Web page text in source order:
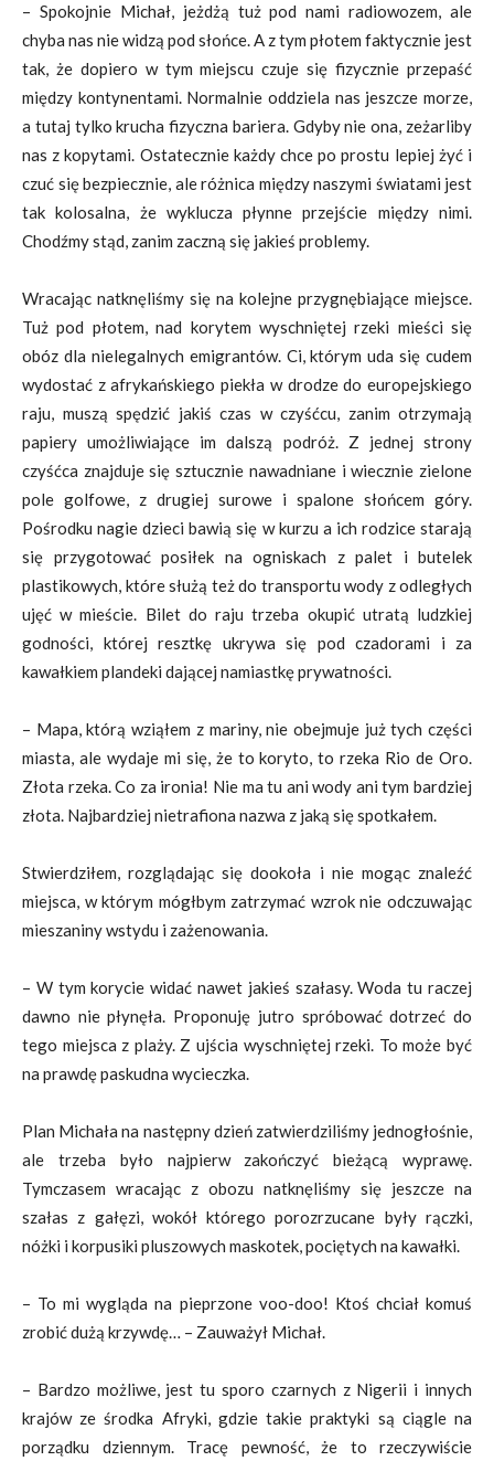
– Spokojnie Michał, jeżdżą tuż pod nami radiowozem, ale
chyba nas nie widzą pod słońce. A z tym płotem faktycznie jest
tak, że dopiero w tym miejscu czuje się fizycznie przepaść
między kontynentami. Normalnie oddziela nas jeszcze morze,
a tutaj tylko krucha fizyczna bariera. Gdyby nie ona, zeżarliby
nas z kopytami. Ostatecznie każdy chce po prostu lepiej żyć i
czuć się bezpiecznie, ale różnica między naszymi światami jest
tak kolosalna, że wyklucza płynne przejście między nimi.
Chodźmy stąd, zanim zaczną się jakieś problemy.
Wracając natknęliśmy się na kolejne przygnębiające miejsce.
Tuż pod płotem, nad korytem wyschniętej rzeki mieści się
obóz dla nielegalnych emigrantów. Ci, którym uda się cudem
wydostać z afrykańskiego piekła w drodze do europejskiego
raju, muszą spędzić jakiś czas w czyśćcu, zanim otrzymają
papiery umożliwiające im dalszą podróż. Z jednej strony
czyśćca znajduje się sztucznie nawadniane i wiecznie zielone
pole golfowe, z drugiej surowe i spalone słońcem góry.
Pośrodku nagie dzieci bawią się w kurzu a ich rodzice starają
się przygotować posiłek na ogniskach z palet i butelek
plastikowych, które służą też do transportu wody z odległych
ujęć w mieście. Bilet do raju trzeba okupić utratą ludzkiej
godności, której resztkę ukrywa się pod czadorami i za
kawałkiem plandeki dającej namiastkę prywatności.
– Mapa, którą wziąłem z mariny, nie obejmuje już tych części
miasta, ale wydaje mi się, że to koryto, to rzeka Rio de Oro.
Złota rzeka. Co za ironia! Nie ma tu ani wody ani tym bardziej
złota. Najbardziej nietrafiona nazwa z jaką się spotkałem.
Stwierdziłem, rozglądając się dookoła i nie mogąc znaleźć
miejsca, w którym mógłbym zatrzymać wzrok nie odczuwając
mieszaniny wstydu i zażenowania.
– W tym korycie widać nawet jakieś szałasy. Woda tu raczej
dawno nie płynęła. Proponuję jutro spróbować dotrzeć do
tego miejsca z plaży. Z ujścia wyschniętej rzeki. To może być
na prawdę paskudna wycieczka.
Plan Michała na następny dzień zatwierdziliśmy jednogłośnie,
ale trzeba było najpierw zakończyć bieżącą wyprawę.
Tymczasem wracając z obozu natknęliśmy się jeszcze na
szałas z gałęzi, wokół którego porozrzucane były rączki,
nóżki i korpusiki pluszowych maskotek, pociętych na kawałki.
– To mi wygląda na pieprzone voo-doo! Ktoś chciał komuś
zrobić dużą krzywdę… – Zauważył Michał.
– Bardzo możliwe, jest tu sporo czarnych z Nigerii i innych
krajów ze środka Afryki, gdzie takie praktyki są ciągle na
porządku dziennym. Tracę pewność, że to rzeczywiście